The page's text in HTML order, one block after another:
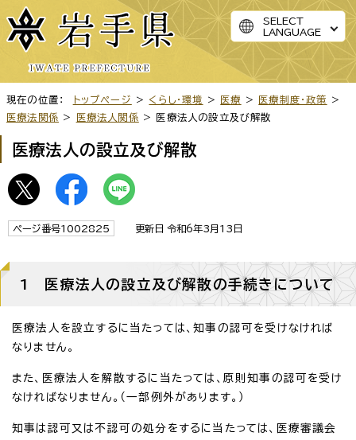
SELECT
LANGUAGE
現在の位置： トップページ > くらし・環境 > 医療 > 医療制度・政策
>
医療法関係 > 医療法人関係 > 医療法人の設立及び解散
医療法人の設立及び解散
ページ番号1002825 更新日 令和6年3月13日
1 医療法人の設立及び解散の手続きについて
医療法人を設立するに当たっては、知事の認可を受けなければ
なりません。
また、医療法人を解散するに当たっては、原則知事の認可を受け
なければなりません。（一部例外があります。）
知事は認可又は不認可の処分をするに当たっては、医療審議会